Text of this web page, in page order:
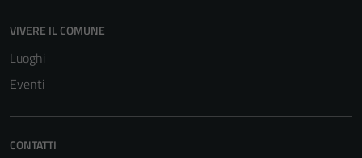
VIVERE IL COMUNE
Luoghi
Eventi
CONTATTI
Tecnici